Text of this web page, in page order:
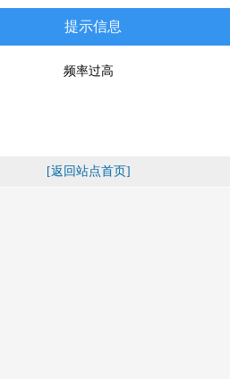
提示信息
频率过高
[返回站点首页]